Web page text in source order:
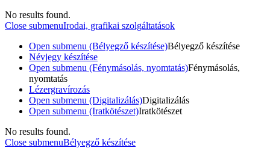
No results found.
Close submenuIrodai, grafikai szolgáltatások
Open submenu (Bélyegző készítése)Bélyegző készítése
Névjegy készítése
Open submenu (Fénymásolás, nyomtatás)Fénymásolás,
nyomtatás
Lézergravírozás
Open submenu (Digitalizálás)Digitalizálás
Open submenu (Iratkötészet)Iratkötészet
No results found.
Close submenuBélyegző készítése